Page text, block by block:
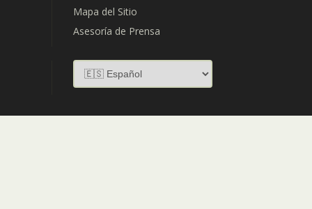
Mapa del Sitio
Asesoría de Prensa